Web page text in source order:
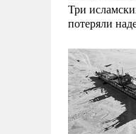
Три
потеряли